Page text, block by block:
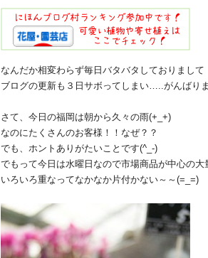
なんだか相変わらず毎日バタバタしておりまして
ブログの更新も３日サボってしまい…..がんばりま
さて、今日の福岡は朝から久々の雨(+_+)
なのにたくさんのお客様！！なぜ？？
でも、ホントありがたいことです(^_-)
でもって今日は水曜日なので市場商品が中心の大
いろいろ重なってなかなか片付かない～～(=_=)